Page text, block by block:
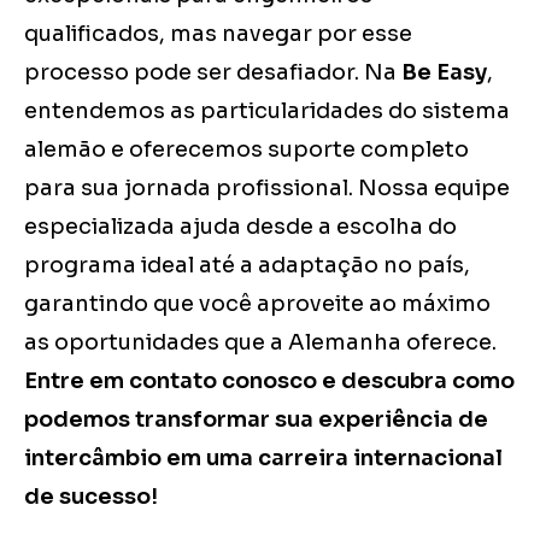
qualificados, mas navegar por esse
processo pode ser desafiador. Na Be Easy,
entendemos as particularidades do sistema
alemão e oferecemos suporte completo
para sua jornada profissional. Nossa equipe
especializada ajuda desde a escolha do
programa ideal até a adaptação no país,
garantindo que você aproveite ao máximo
as oportunidades que a Alemanha oferece.
Entre em contato conosco e descubra como
podemos transformar sua experiência de
intercâmbio em uma carreira internacional
de sucesso!